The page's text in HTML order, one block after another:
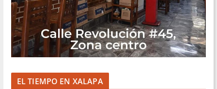
EL TIEMPO EN XALAPA